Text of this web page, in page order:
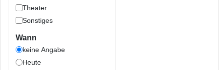
Theater
Sonstiges
Wann
keine Angabe
Heute